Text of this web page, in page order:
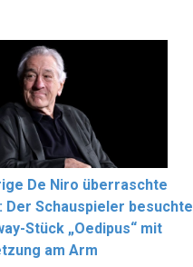
De Niro überraschte
Der Schauspieler besuchte
Stück „Oedipus“ mit
am Arm